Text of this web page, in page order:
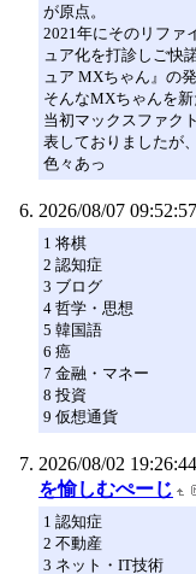
が原点。
2021年にそのリファ
ュア化を打診しご快
ュア MXちゃん』の
そんなMXちゃんを
当初マックスファク
表しておりましたが、
色々あっ
2026/08/07 09:52:57
1 将棋
2 認知症
3 ブログ
4 哲学・思想
5 韓国語
6 癌
7 金融・マネー
8 投資
9 仮想通貨
2026/08/02 19:26:44
を愉しむぺーじ
1 認知症
2 不動産
3 ネット・IT技術